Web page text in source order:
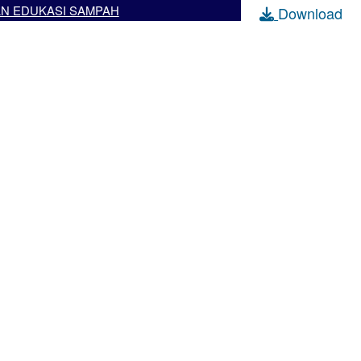
EDUKASI SAMPAH Download